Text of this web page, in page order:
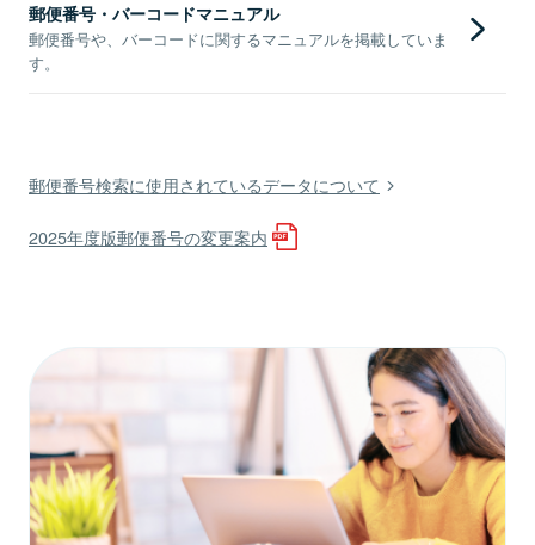
郵便番号・バーコードマニュアル
郵便番号や、バーコードに関するマニュアルを掲載していま
す。
郵便番号検索に使用されているデータについて
2025年度版郵便番号の変更案内